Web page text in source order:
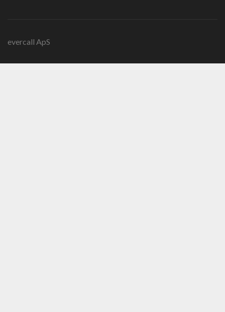
evercall ApS